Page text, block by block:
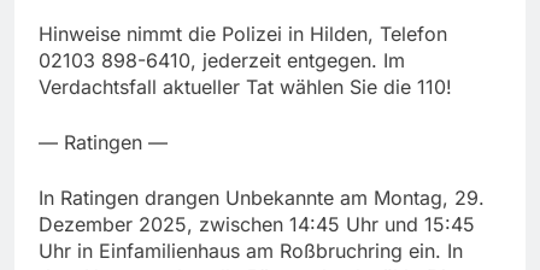
Hinweise nimmt die Polizei in Hilden, Telefon
02103 898-6410, jederzeit entgegen. Im
Verdachtsfall aktueller Tat wählen Sie die 110!
— Ratingen —
In Ratingen drangen Unbekannte am Montag, 29.
Dezember 2025, zwischen 14:45 Uhr und 15:45
Uhr in Einfamilienhaus am Roßbruchring ein. In